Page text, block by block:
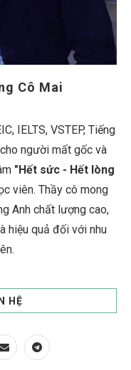
Cô Mai
IELTS, VSTEP, Tiếng
người mất gốc và
"Hết sức - Hết lòng
viên. Thầy cô mong
Anh chất lượng cao,
hiệu quả đối với nhu
HỆ